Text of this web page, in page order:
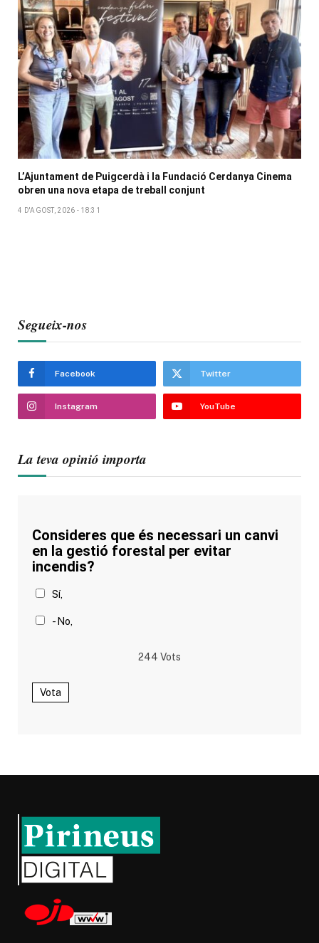
L’Ajuntament de Puigcerdà i la Fundació Cerdanya Cinema
obren una nova etapa de treball conjunt
4 D'AGOST, 2026 - 18:31
Segueix-nos
Facebook Twitter
Instagram YouTube
La teva opinió importa
Consideres que és necessari un canvi
en la gestió forestal per evitar
incendis?
Sí,
- No,
244 Vots
Vota